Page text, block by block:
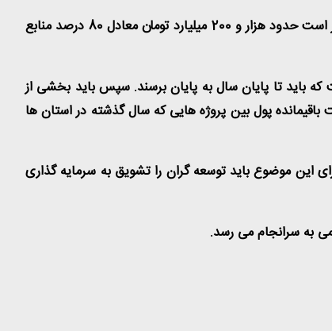
پژمان از تبادل موافقت نامه تبصره 18 با سازمان برنامه در آینده نزدیک خبر داد و گفت: در توافقی که با سازمان برنامه بودجه انجام شده قرار است حدود هزار و 200 میلیارد تومان معادل 80 درصد منابع
تمام است که باید تا پایان سال به پایان برسند. سپس باید بخشی از
پول بین پروژه هایی که سال گذشته در استان ها
این موضوع باید توسعه گران را تشویق به سرمایه گذاری